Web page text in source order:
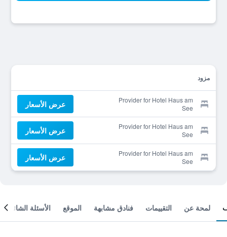
مزود
Provider for Hotel Haus am
See
عرض الأسعار
Provider for Hotel Haus am
See
عرض الأسعار
Provider for Hotel Haus am
See
عرض الأسعار
لمحة عن التقييمات فنادق مشابهة الموقع الأسئلة الشائعة